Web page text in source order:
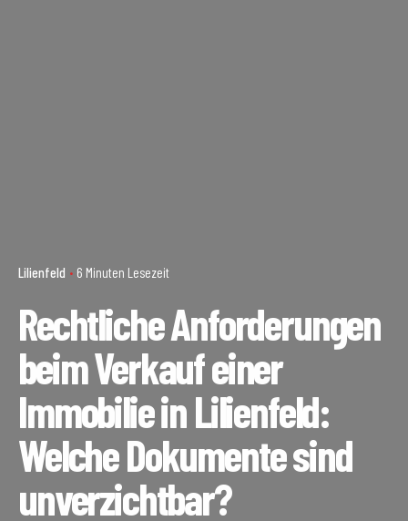
Lilienfeld 6 Minuten Lesezeit
Rechtliche Anforderungen
beim Verkauf einer
Immobilie in Lilienfeld:
Welche Dokumente sind
unverzichtbar?